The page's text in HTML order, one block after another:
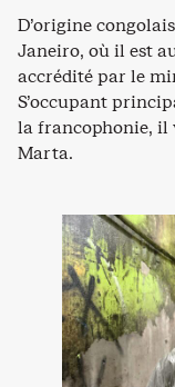
D’origine
Janeiro, où il est
accrédité par le
S’occupant
la francophonie, il
Marta.